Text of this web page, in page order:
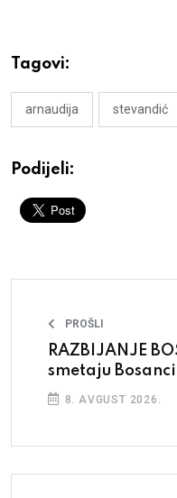
Tagovi:
arnaudija stevandić
Podijeli:
PROŠLI
RAZBIJANJE
smetaju Bosanci
8. AVGUST 2026.